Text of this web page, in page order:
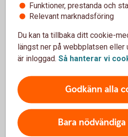
Är priset bra? Kolla upp
Undvik impulsköp – det är
Mauri lär dig hur
Mauri reder ut vilka knep butikerna
oss att konsumera mera i ett
Pengar & Sånt.
Funktioner, prestanda och
Relevant marknadsföring
Du kan ta tillbaka ditt cookie-
längst ner på webbplatsen eller
är inloggad. Så hanterar vi
Godkänn alla
Bara